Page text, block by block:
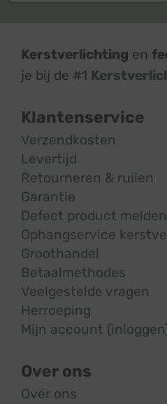
Kerstverlichting en
je bij de #1
Klantenservice
Verzendkosten
Levertijd
Retourneren & ruilen
Garantie
Defect product melden
Ophangservice
Groothandel
Betaalmethodes
Veelgestelde vragen
Herroeping
Mijn account
Over ons
Over ons